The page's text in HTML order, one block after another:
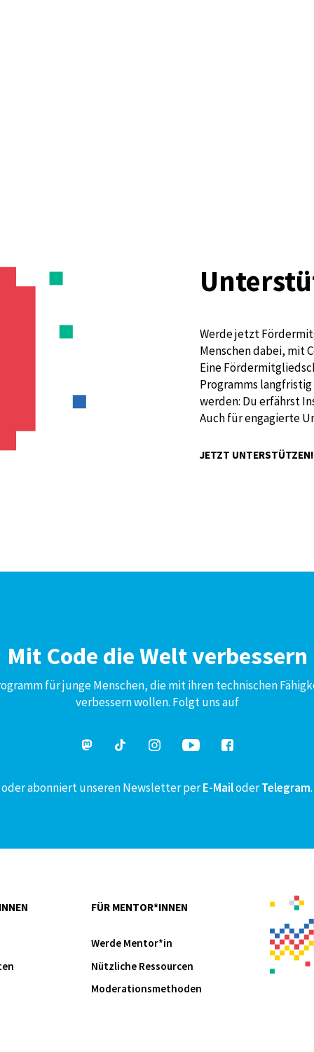
Werde jetzt
Menschen dabei, mit
Eine
Programms
werden: Du erfährst
Auch für engagierte
JETZT
Mit Code die Welt verbessern
für junge Menschen, die mit ihren technischen
verbessern wollen. Folgt uns auf
oder abonniert unseren Newsletter perE-MailoderTelegram.
FÜR MENTOR*INNEN
Werde Mentor*in
Nützliche Ressourcen
Moderationsmethoden